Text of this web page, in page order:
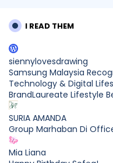
I READ THEM
siennylovesdrawing
Samsung Malaysia
Technology & Digital
BrandLaureate Lifestyle
SURIA AMANDA
Group Marhaban Di
Mia Liana